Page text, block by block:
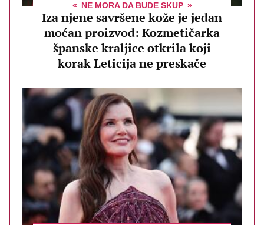
NE MORA DA BUDE SKUP
Iza njene savršene kože je jedan
moćan proizvod: Kozmetičarka
španske kraljice otkrila koji
korak Leticija ne preskače